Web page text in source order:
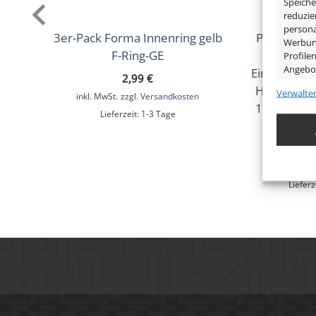
3er-Pack Forma Innenring gelb
F-Ring-GE
2,99 €
inkl. MwSt. zzgl.Versandkosten
Lieferzeit: 1-3 Tage
unsere
Home
12V/24V –